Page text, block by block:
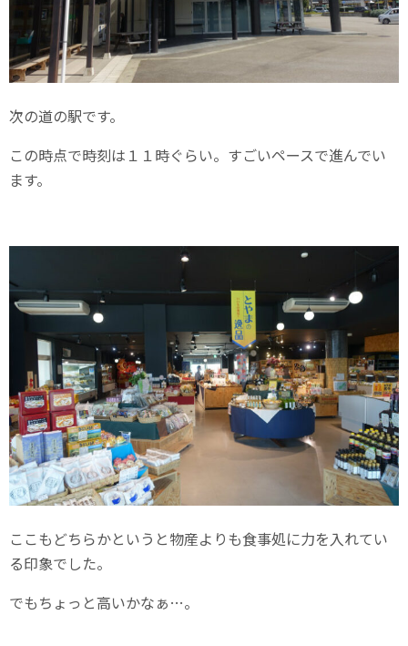
次の道の駅です。
この時点で時刻は１１時ぐらい。すごいペースで進んでい
ます。
ここもどちらかというと物産よりも食事処に力を入れてい
る印象でした。
でもちょっと高いかなぁ…。